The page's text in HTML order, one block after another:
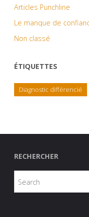
Articles Punchline
Le manque de
Non classé
ÉTIQUETTES
Diagnostic différencié
RECHERCHER